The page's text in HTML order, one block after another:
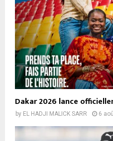
Dakar 2026 lance
by EL HADJI MALICK SARR 6